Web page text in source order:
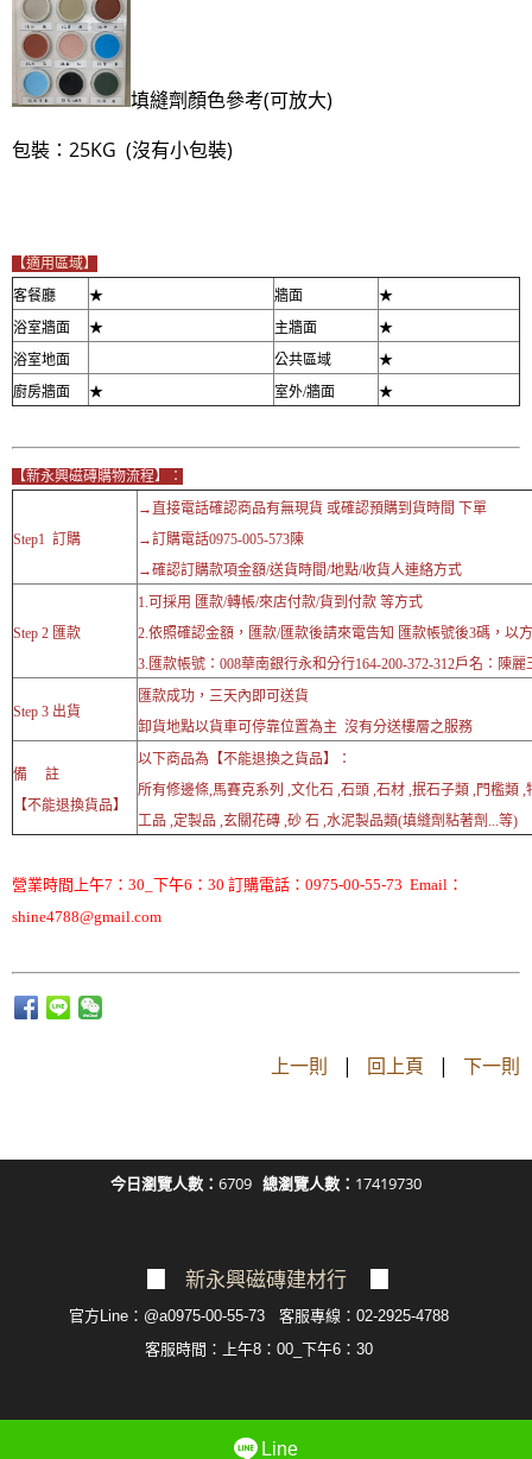
填縫劑顏色參考(可放大)
包裝：25KG (沒有小包裝)
【適用區域】
客餐廳
★ 牆面
★
浴室牆面
★ 主牆面
★
浴室地面
公共區域
★
廚房牆面
★ 室外/牆面 ★
【新永興磁磚購物流程】：
Step1 訂購
→直接電話確認商品有無現貨 或確認預購到貨時間 下單
→訂購電話0975-005-573陳
→確認訂購款項金額/送貨時間/地點/收貨人連絡方式
Step 2 匯款
1.可採用 匯款/轉帳/來店付款/貨到付款 等方式
2.依照確認金額，匯款/匯款後請來電告知 匯款帳號後3碼，以
3.匯款帳號：008華南銀行永和分行164-200-372-312戶名：陳麗
Step 3 出貨
匯款成功，三天內即可送貨
卸貨地點以貨車可停靠位置為主 沒有分送樓層之服務
備 註
【不能退換貨品】
以下商品為【不能退換之貨品】：
所有修邊條,馬賽克系列 ,文化石 ,石頭 ,石材 ,抿石子類 ,門檻類 ,
工品 ,定製品 ,玄關花磚 ,砂 石 ,水泥製品類(填縫劑粘著劑...等)
營業時間上午7：30_下午6：30 訂購電話：0975-00-55-73 Email：
shine4788@gmail.com
上一則 | 回上頁 | 下一則
今日瀏覽人數： 6709 總瀏覽人數： 17419730
新永興磁磚建材行
官方Line：@a0975-00-55-73 客服專線：02-2925-4788
客服 時間：上午8：00_下午6：30
Line